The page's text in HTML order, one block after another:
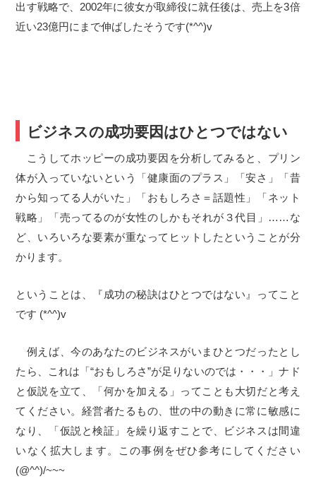
出す戦略で、2002年に彼女が取締役に就任後は、売上を3倍
近い23億円にまで伸ばしたそうです(*^^)v
ビジネスの成功要因はひとつではない
こうしてホッピーの成功要因を分析してみると、プリン
体が入っていないという「健康面のプラス」「安さ」「昔
から知ってる人がいた」「おもしろさ＝話題性」「ネット
戦略」「売ってるのが女性のしかもそれが３代目」……な
ど、いろいろな要素が重なってヒットしたということが分
かります。
ということは、『成功の秘訣はひとつではない』ってこと
です (*^^)v
例えば、今のあなたのビジネスがいまひとつだったとし
たら、これは「“おもしろさ”が足りないのでは・・・」ナド
と仮説を立て、「何かを加える」ってことも大切だと考え
てください。経営者たるもの、世の中の動きに常に敏感に
なり、「仮説と検証」を繰り返すことで、ビジネスは間違
いなく拡大します。この事例をぜひ参考にしてください
(@^^)/~~~